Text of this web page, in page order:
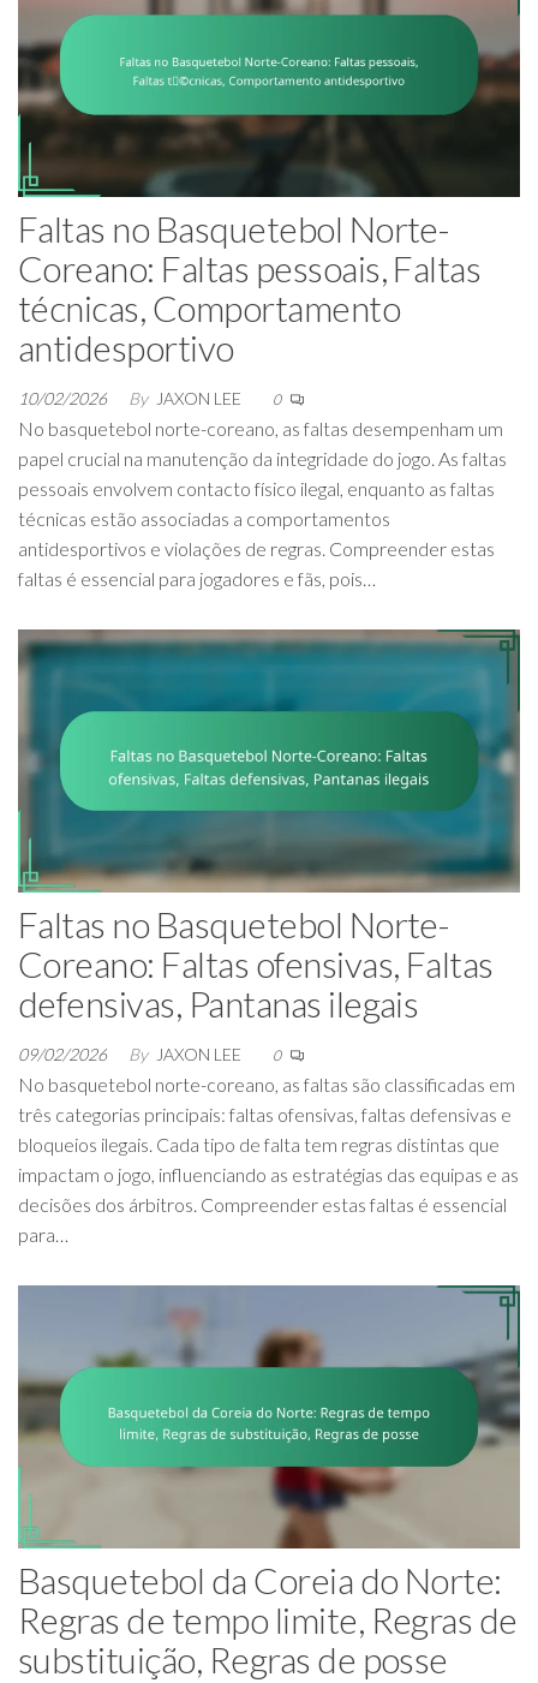
Faltas no Basquetebol Norte-
Coreano: Faltas pessoais, Faltas
técnicas, Comportamento
antidesportivo
10/02/2026 By JAXON LEE 0
No basquetebol norte-coreano, as faltas desempenham um
papel crucial na manutenção da integridade do jogo. As faltas
pessoais envolvem contacto físico ilegal, enquanto as faltas
técnicas estão associadas a comportamentos
antidesportivos e violações de regras. Compreender estas
faltas é essencial para jogadores e fãs, pois…
Faltas no Basquetebol Norte-
Coreano: Faltas ofensivas, Faltas
defensivas, Pantanas ilegais
09/02/2026 By JAXON LEE 0
No basquetebol norte-coreano, as faltas são classificadas em
três categorias principais: faltas ofensivas, faltas defensivas e
bloqueios ilegais. Cada tipo de falta tem regras distintas que
impactam o jogo, influenciando as estratégias das equipas e as
decisões dos árbitros. Compreender estas faltas é essencial
para…
Basquetebol da Coreia do Norte:
Regras de tempo limite, Regras de
substituição, Regras de posse